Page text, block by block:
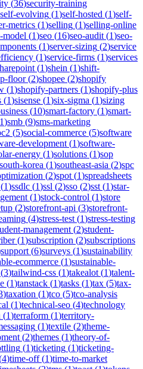
(36)security-training
self-evolving (1)self-hosted (1)self-
metrics (1)selling (1)selling-online
model (1)seo (16)seo-audit (1)seo-
(1)server-sizing (2)service
(1)service-firms (1)services
(1)shein (1)shift-
floor(2)shopee (2)shopify
(1)shopify-partners (1)shopify-plus
(1)sisense (1)six-sigma (1)sizing
(10)smart-factory (1)smart-
1)smb (9)sms-marketing
(5)social-commerce (5)software
development (1)software-
energy (1)solutions (1)sop
south-korea (1)southeast-asia (2)spc
(2)spot (1)spreadsheets
(1)ssdlc (1)ssl (2)sso (2)sst (1)star-
(1)stock-control (1)store
(2)storefront-api (3)storefront-
(4)stress-test (1)stress-testing
management (2)student-
(1)subscription (2)subscriptions
support (6)surveys (1)sustainability
ecommerce (1)sustainable-
(3)tailwind-css (1)takealot (1)talent-
(1)tanstack (1)tasks (1)tax (5)tax-
)taxation (1)tco (5)tco-analysis
(1)technical-seo (4)technology
(1)terraform (1)territory-
(1)textile (2)theme-
(2)themes (1)theory-of-
(1)ticketing (1)ticketing-
4)time-off(1)time-to-market